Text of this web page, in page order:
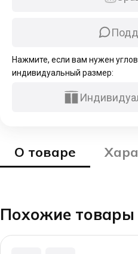
Нажмите, если вам нужен
индивидуальный размер:
О товаре
Похожие товары